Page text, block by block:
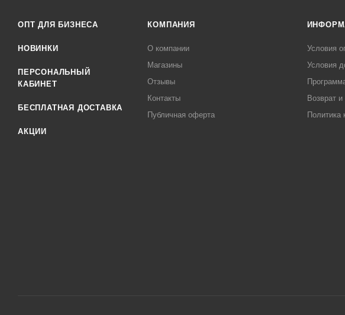
ОПТ ДЛЯ БИЗНЕСА
НОВИНКИ
ПЕРСОНАЛЬНЫЙ
КАБИНЕТ
БЕСПЛАТНАЯ ДОСТАВКА
АКЦИИ
КОМПАНИЯ
О компании
Магазины
Отзывы
Контакты
Публичная оферта
Условия
Условия
Возврат
Политика